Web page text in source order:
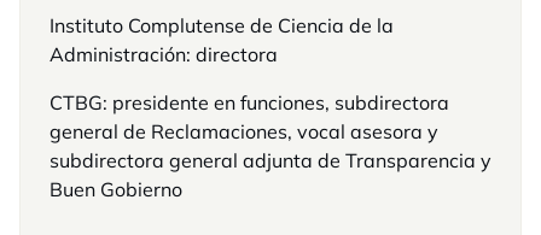
Instituto Complutense de Ciencia de la
Administración: directora
CTBG: presidente en funciones, subdirectora
general de Reclamaciones, vocal asesora y
subdirectora general adjunta de Transparencia y
Buen Gobierno